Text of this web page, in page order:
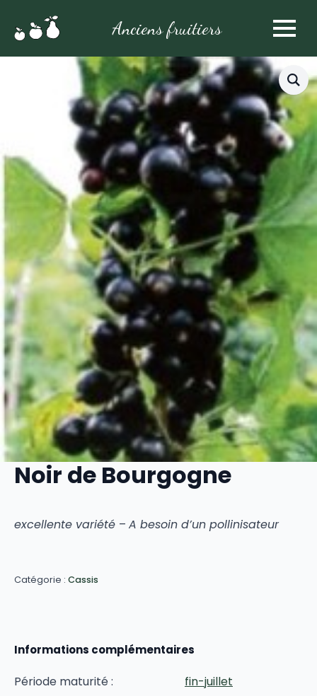
Anciens fruitiers
Noir de Bourgogne
excellente variété – A besoin d’un pollinisateur
Catégorie : Cassis
Informations complémentaires
Période maturité : fin-juillet